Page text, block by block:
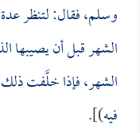
وسلم، فقال: لتنظر
الشهر قبل أن يصيبها
الشهر، فإذا خلَّفت
فيه)].